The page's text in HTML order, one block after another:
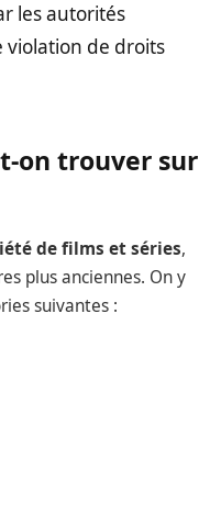
les autorités
violation de droits
on trouver sur
de films et séries,
plus anciennes. On y
suivantes :